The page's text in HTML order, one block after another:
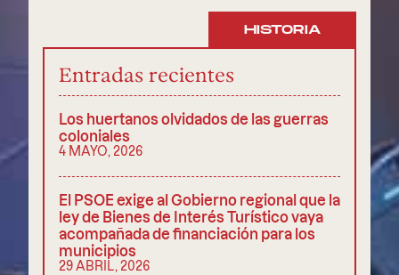
HISTORIA
Entradas recientes
Los huertanos olvidados de las guerras
coloniales
4 MAYO, 2026
El PSOE exige al Gobierno regional que la
ley de Bienes de Interés Turístico vaya
acompañada de financiación para los
municipios
29 ABRIL, 2026